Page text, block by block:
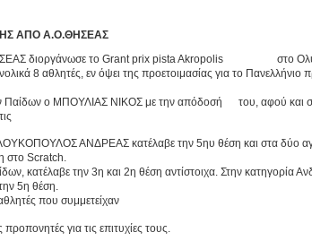
ΑΠΟ Α.Ο.ΘΗΣΕΑΣ
διοργάνωσε το Grant prix pista Akropolis στο
8 αθλητές, εν όψει της προετοιμασίας για το Πανελλήνιο
ο ΜΠΟΥΛΙΑΣ ΝΙΚΟΣ με την απόδοσή του, αφού και
ΑΝΔΡΕΑΣ κατέλαβε την 5ηυ θέση και στα δύο
Scratch.
κατέλαβε την 3η και 2η θέση αντίστοιχα. Στην κατηγορία
5η θέση.
που συμμετείχαν
για τις επιτυχίες τους.